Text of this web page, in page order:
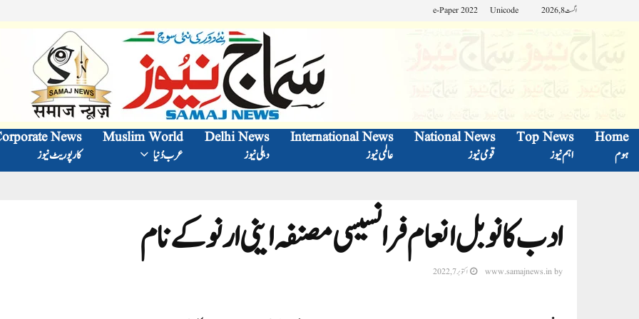
اگست 8, 2026 Unicode
e-Paper 2022
Home
ہوم
Top News
اہم نیوز
National News
قومی نیوز
International News
عالمی نیوز
Delhi News
دہلی نیوز
Muslim World
عرب دُنیا
News
کارپوریٹ نیوز
ادب کا نوبل انعام فرانسیسی مصنفہ اینی ارنو کے نام
by
www.samajnews.in اکتوبر 7, 2022